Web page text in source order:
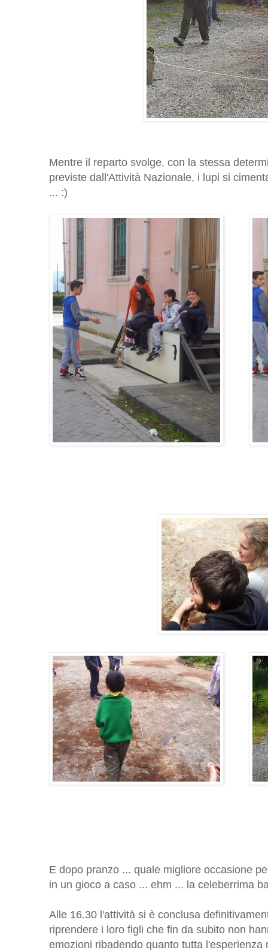
Mentre il reparto svolge, con la stessa
previste dall'Attività Nazionale, i lupi si
... :)
E dopo pranzo ... quale migliore occasione
in un gioco a caso ... ehm ... la celeberrima
Alle 16.30 l'attività si è conclusa
riprendere i loro figli che fin da subito non
emozioni ribadendo quanto tutta